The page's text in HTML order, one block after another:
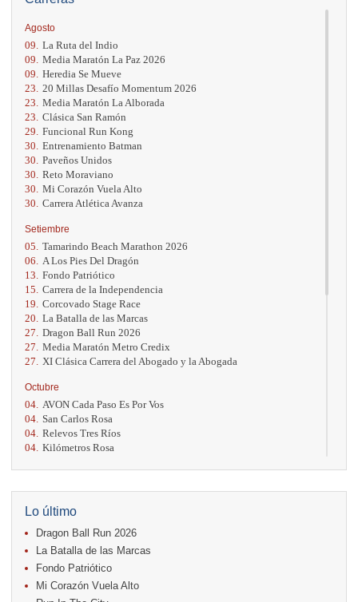
Agosto
09. La Ruta del Indio
09. Media Maratón La Paz 2026
09. Heredia Se Mueve
23. 20 Millas Desafío Momentum 2026
23. Media Maratón La Alborada
23. Clásica San Ramón
29. Funcional Run Kong
30. Entrenamiento Batman
30. Paveños Unidos
30. Reto Moraviano
30. Mi Corazón Vuela Alto
30. Carrera Atlética Avanza
Setiembre
05. Tamarindo Beach Marathon 2026
06.
A Los Pies Del Dragón
13. Fondo Patriótico
15. Carrera de la Independencia
19. Corcovado Stage Race
20. La Batalla de las Marcas
27. Dragon Ball Run 2026
27. Media Maratón Metro Credix
27.
XI Clásica Carrera del Abogado y la Abogada
Octubre
04. AVON Cada Paso Es Por Vos
04. San Carlos Rosa
04. Relevos Tres Ríos
04. Kilómetros Rosa
18. Casa Turire Trail Run
18.
Warriors Run Circuit
18. Samsung Jacó Beach Half Marathon 2026
25. KRun by Under Armour
25. Run Alajuela
31.
Halloween Fun Run
Noviembre
Lo último
Dragon Ball Run 2026
La Batalla de las Marcas
Fondo Patriótico
Mi Corazón Vuela Alto